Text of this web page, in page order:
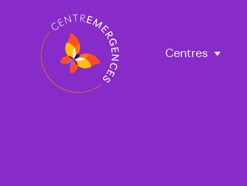
Navigation
principale
Centres